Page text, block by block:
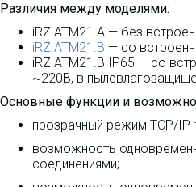
Различия между моделями:
iRZ ATM21.А — без
iRZ АТМ21.B — со
iRZ АТМ21.B IP65 — со
~220В, в
Основные функции и
прозрачный режим TCP/IP-
возможность
соединениями;